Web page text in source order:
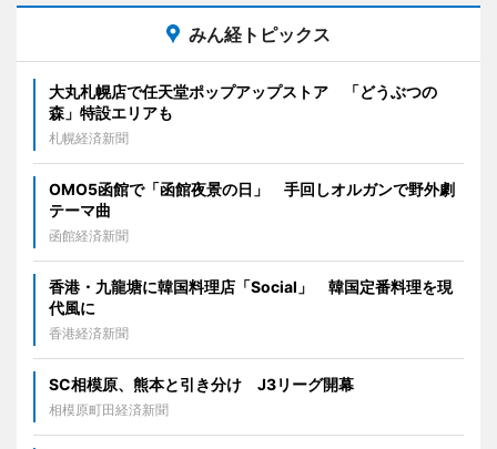
みん経トピックス
大丸札幌店で任天堂ポップアップストア 「どうぶつの
森」特設エリアも
札幌経済新聞
OMO5函館で「函館夜景の日」 手回しオルガンで野外劇
テーマ曲
函館経済新聞
香港・九龍塘に韓国料理店「Social」 韓国定番料理を現
代風に
香港経済新聞
SC相模原、熊本と引き分け J3リーグ開幕
相模原町田経済新聞